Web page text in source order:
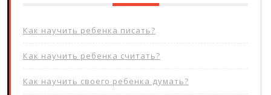
Как научить ребенка писать?
Как научить ребенка считать?
Как научить своего ребенка думать?